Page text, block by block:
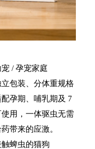
/ 孕宠家庭
包装、分体重规格
孕期、哺乳期及 7
用，一体驱虫无需
带来的应激。
蜱虫的猫狗